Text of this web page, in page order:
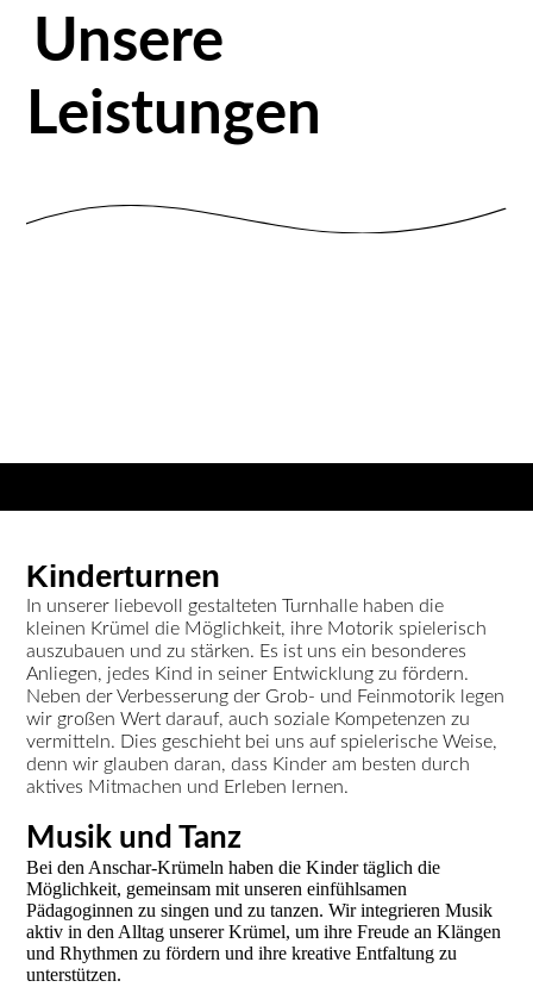
Unsere
Leistungen
Kinderturnen
In unserer liebevoll gestalteten Turnhalle haben die
kleinen Krümel die Möglichkeit, ihre Motorik spielerisch
auszubauen und zu stärken. Es ist uns ein besonderes
Anliegen, jedes Kind in seiner Entwicklung zu fördern.
Neben der Verbesserung der Grob- und Feinmotorik legen
wir großen Wert darauf, auch soziale Kompetenzen zu
vermitteln. Dies geschieht bei uns auf spielerische Weise,
denn wir glauben daran, dass Kinder am besten durch
aktives Mitmachen und Erleben lernen.
Musik und Tanz
Bei den Anschar-Krümeln haben die Kinder täglich die
Möglichkeit, gemeinsam mit unseren einfühlsamen
Pädagoginnen zu singen und zu tanzen. Wir integrieren Musik
aktiv in den Alltag unserer Krümel, um ihre Freude an Klängen
und Rhythmen zu fördern und ihre kreative Entfaltung zu
unterstützen.